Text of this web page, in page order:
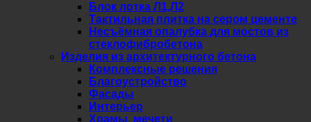
Блок лотка Л1,Л2
Тактильная плитка на сером цементе
Несъёмная опалубка для мостов из
стеклофибробетона
Изделия из архитектурного бетона
Комплексные решения
Благоустройство
Фасады
Интерьер
Храмы, мечети